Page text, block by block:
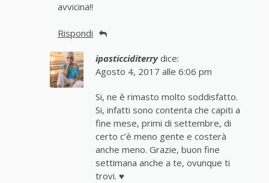
avvicina!!
Rispondi
ipasticciditerry dice:
Agosto 4, 2017 alle 6:06 pm
Si, ne è rimasto molto soddisfatto.
Si, infatti sono contenta che capiti a
fine mese, primi di settembre, di
certo c’è meno gente e costerà
anche meno. Grazie, buon fine
settimana anche a te, ovunque ti
trovi. ♥